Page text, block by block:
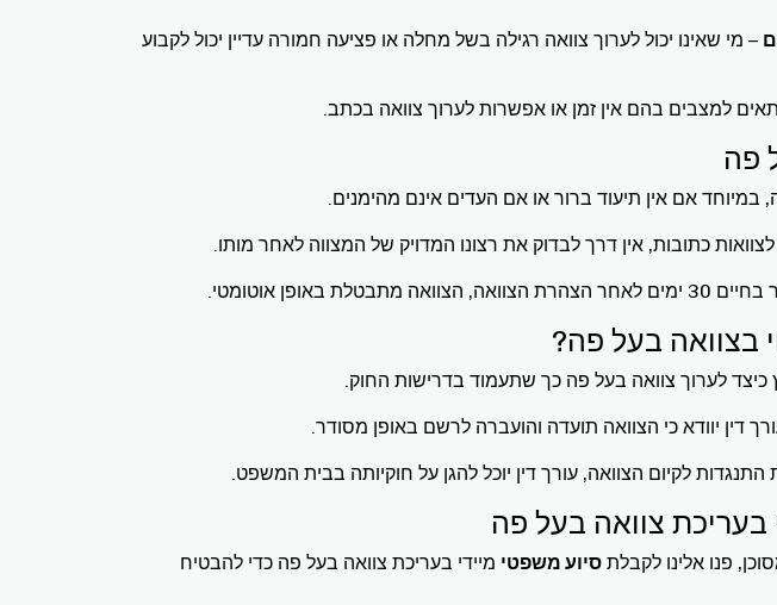
– מי שאינו יכול לערוך צוואה רגילה בשל מחלה או פציעה חמורה עדיין יכול לקבוע
למצבים בהם אין זמן או אפשרות לערוך צוואה בכתב.
פה
במיוחד אם אין תיעוד ברור או אם העדים אינם מהימנים.
לצוואות כתובות, אין דרך לבדוק את רצונו המדויק של המצווה לאחר מותו.
מתבטלת באופן אוטומטי.
בצוואה בעל פה?
כיצד לערוך צוואה בעל פה כך שתעמוד בדרישות החוק.
דין יוודא כי הצוואה תועדה והועברה לרשם באופן מסודר.
לקיום הצוואה, עורך דין יוכל להגן על חוקיותה בבית המשפט.
בעריכת צוואה בעל פה
פנו אלינו לקבלתסיוע משפטי מיידי בעריכת צוואה בעל פה כדי להבטיח